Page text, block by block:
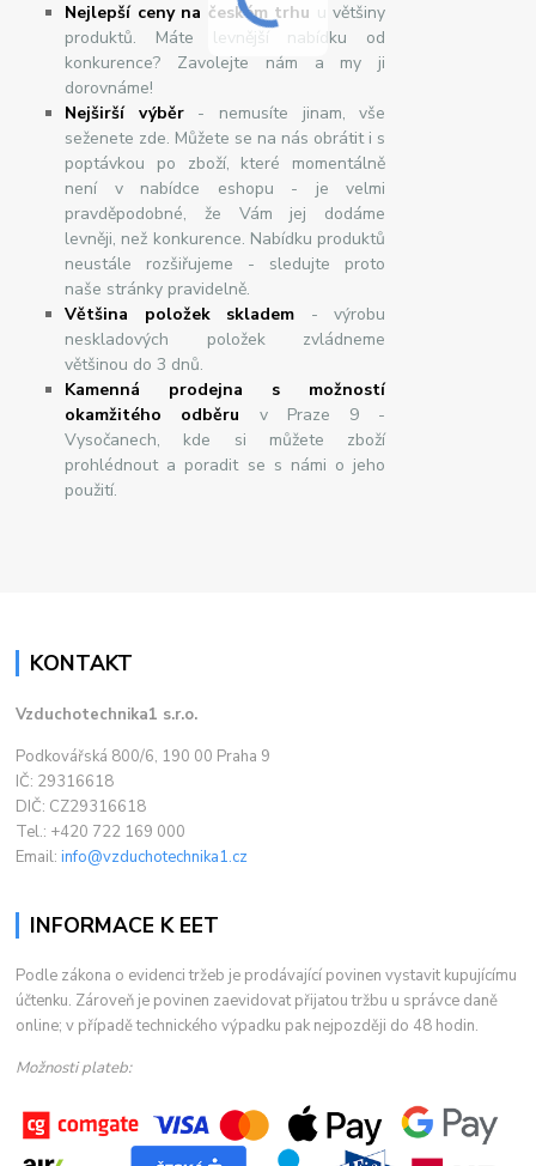
Nejlepší ceny na českém trhu u většiny
produktů. Máte levnější nabídku od
konkurence? Zavolejte nám a my ji
dorovnáme!
Nejširšívýběr- nemusíte jinam, vše
seženete zde. Můžete se na nás obrátit i s
poptávkou po zboží, které momentálně
není v nabídce eshopu - je velmi
pravděpodobné, že Vám jej dodáme
levněji, než konkurence. Nabídku produktů
neustále rozšiřujeme - sledujte proto
naše stránky pravidelně.
Většina položek skladem - výrobu
neskladových položek zvládneme
většinou do 3 dnů.
Kamenná prodejna s možností
okamžitého odběru v Praze 9 -
Vysočanech, kde si můžete zboží
prohlédnout a poradit se s námi o jeho
použití.
KONTAKT
Vzduchotechnika1 s.r.o.
Podkovářská 800/6, 190 00 Praha 9
IČ: 29316618
DIČ: CZ29316618
Tel.: +420 722 169 000
Email:info@vzduchotechnika1.cz
INFORMACE K EET
Podle zákona o evidenci tržeb je prodávající povinen vystavit kupujícímu
účtenku. Zároveň je povinen zaevidovat přijatou tržbu u správce daně
online; v případě technického výpadku pak nejpozději do 48 hodin.
Možnosti plateb: